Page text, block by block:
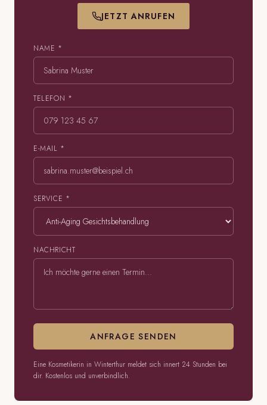
JETZT ANRUFEN
NAME *
TELEFON *
E-MAIL *
SERVICE *
NACHRICHT
ANFRAGE SENDEN
Eine Kosmetikerin in Winterthur meldet sich innert 24 Stunden bei
dir. Kostenlos und unverbindlich.